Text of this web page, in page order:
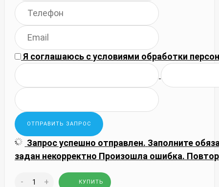
Я соглашаюсь сусловиями обработки
Запрос успешно отправлен. Заполните
задан некорректно Произошла ошибка.
- + КУПИТЬ